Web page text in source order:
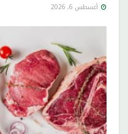
أغسطس 6, 2026